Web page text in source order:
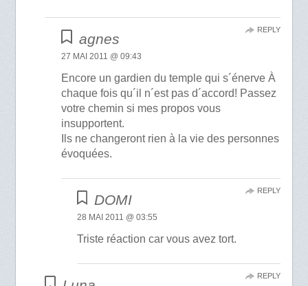
agnes
27 MAI 2011 @ 09:43
Encore un gardien du temple qui s´énerve À
chaque fois qu´il n´est pas d´accord! Passez
votre chemin si mes propos vous
insupportent.
Ils ne changeront rien à la vie des personnes
évoquées.
REPLY
DOMI
28 MAI 2011 @ 03:55
Triste réaction car vous avez tort.
REPLY
REPLY